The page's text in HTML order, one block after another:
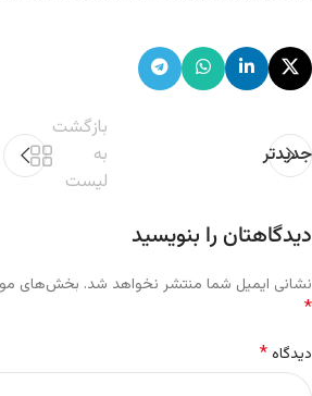
جدیدتر
بازگشت
به
لیست
دیدگاهتان را بنویسید
نشانی ایمیل شما منتشر نخواهد شد. بخش‌های
*
دیدگاه*